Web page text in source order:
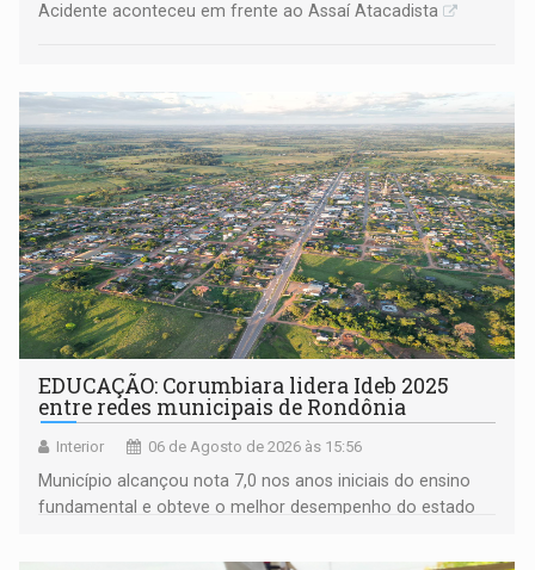
Acidente aconteceu em frente ao Assaí Atacadista
EDUCAÇÃO: Corumbiara lidera Ideb 2025
entre redes municipais de Rondônia
Interior 06 de Agosto de 2026 às 15:56
Município alcançou nota 7,0 nos anos iniciais do ensino
fundamental e obteve o melhor desempenho do estado